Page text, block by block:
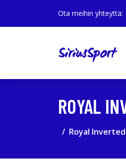
Ota meihin yhteyttä:
ROYAL
Royal